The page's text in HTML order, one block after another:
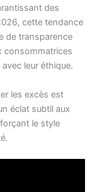
des
cette tendance
de transparence
consommatrices
leur éthique.
les excès est
éclat subtil aux
le style